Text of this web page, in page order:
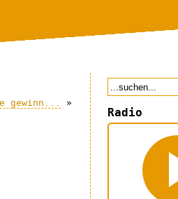
gewinn... »
Radio